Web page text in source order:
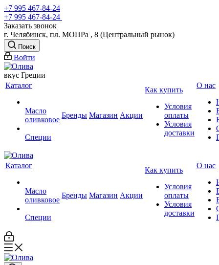
+7 995 467‑84‑24
+7 995 467‑84‑24
Заказать звонок
г. Челябинск, пл. МОПРа , 8 (Центральный рынок)
Поиск
Войти
вкус Греции
Каталог
Масло
оливковое
Специи
Бренды Магазин Акции
Как купить
Условия
оплаты
Условия
доставки
О нас
Каталог
Масло
оливковое
Специи
Бренды Магазин Акции
Как купить
Условия
оплаты
Условия
доставки
О нас